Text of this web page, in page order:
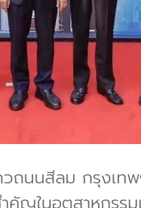
ถนนสีลม กรุงเท
ญในอุตสาหกรรม